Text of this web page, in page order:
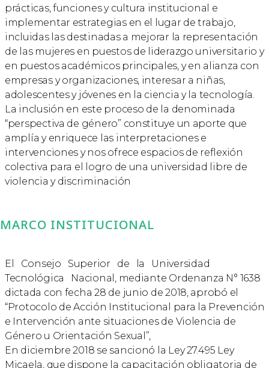
prácticas, funciones y cultura institucional e
implementar estrategias en el lugar de trabajo,
incluidas las destinadas a mejorar la representación
de las mujeres en puestos de liderazgo universitario y
en puestos académicos principales, y en alianza con
empresas y organizaciones, interesar a niñas,
adolescentes y jóvenes en la ciencia y la tecnología.
La inclusión en este proceso de la denominada
“perspectiva de género” constituye un aporte que
amplía y enriquece las interpretaciones e
intervenciones y nos ofrece espacios de reflexión
colectiva para el logro de una universidad libre de
violencia y discriminación
MARCO INSTITUCIONAL
El Consejo Superior de la Universidad
Tecnológica Nacional, mediante Ordenanza N° 1638
dictada con fecha 28 de junio de 2018, aprobó el
“Protocolo de Acción Institucional para la Prevención
e Intervención ante situaciones de Violencia de
Género u Orientación Sexual”,
En diciembre 2018 se sancionó la Ley 27.495 Ley
Micaela, que dispone la capacitación obligatoria de